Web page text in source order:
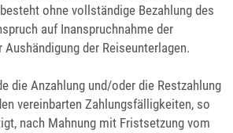
ohne vollständige Bezahlung des
auf Inanspruchnahme der
der Reiseunterlagen.
die Anzahlung und/oder die Restzahlung
vereinbarten Zahlungsfälligkeiten, so
nach Mahnung mit Fristsetzung vom